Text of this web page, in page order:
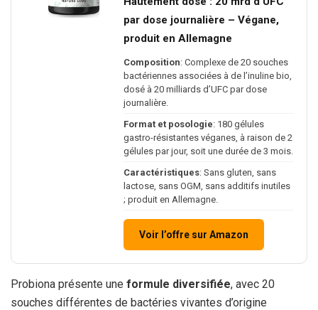
par dose journalière – Végane,
produit en Allemagne
Composition: Complexe de 20 souches
bactériennes associées à de l’inuline bio,
dosé à 20 milliards d’UFC par dose
journalière.
Format et posologie: 180 gélules
gastro-résistantes véganes, à raison de 2
gélules par jour, soit une durée de 3 mois.
Caractéristiques: Sans gluten, sans
lactose, sans OGM, sans additifs inutiles
; produit en Allemagne.
Voir l’offre sur Amazon
Probiona présente une formule diversifiée, avec 20
souches différentes de bactéries vivantes d’origine